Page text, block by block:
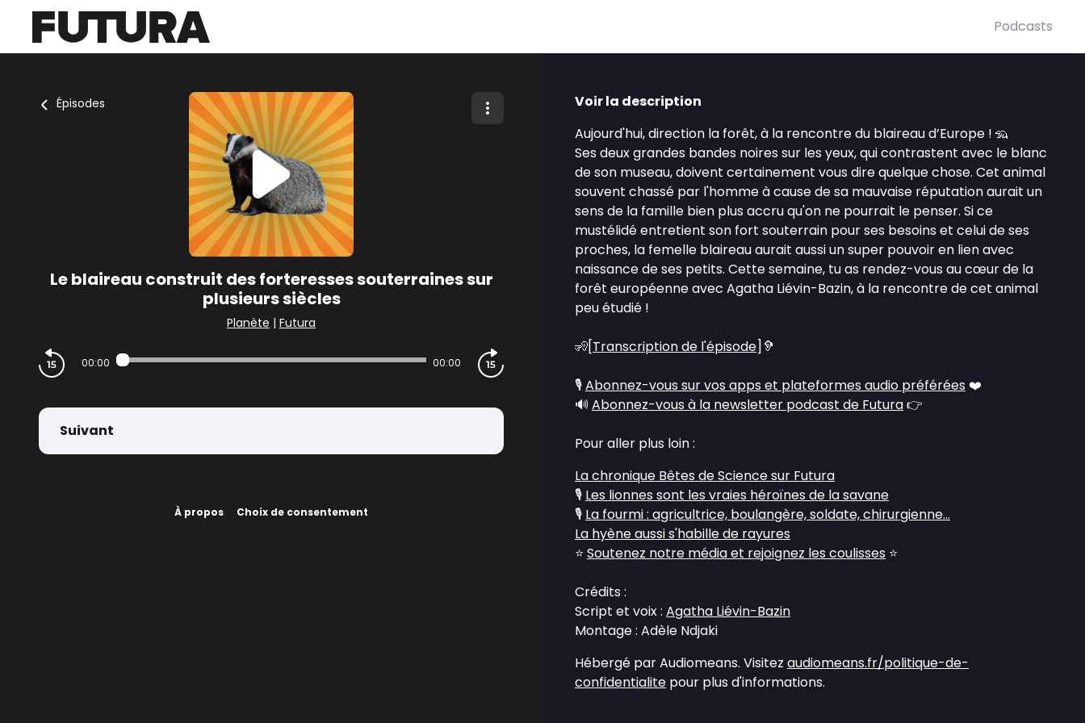
Podcasts
Épisodes
Le blaireau construit des forteresses souterraines sur
plusieurs siècles
Planète | Futura
00:00 00:00
Suivant
À propos Choix de consentement
Voir la description
Aujourd'hui, direction la forêt, à la rencontre du blaireau d’Europe ! 🦡
Ses deux grandes bandes noires sur les yeux, qui contrastent avec le blanc
de son museau, doivent certainement vous dire quelque chose. Cet animal
souvent chassé par l'homme à cause de sa mauvaise réputation aurait un
sens de la famille bien plus accru qu'on ne pourrait le penser. Si ce
mustélidé entretient son fort souterrain pour ses besoins et celui de ses
proches, la femelle blaireau aurait aussi un super pouvoir en lien avec
naissance de ses petits. Cette semaine, tu as rendez-vous au cœur de la
forêt européenne avec Agatha Liévin-Bazin, à la rencontre de cet animal
peu étudié !
🧏[Transcription de l'épisode]🦻
🎙️Abonnez-vous sur vos apps et plateformes audio préférées ❤️
🔊 Abonnez-vous à la newsletter podcast de Futura👉
Pour aller plus loin :
La chronique Bêtes de Science sur Futura
🎙️ Les lionnes sont les vraies héroïnes de la savane
🎙️ La fourmi : agricultrice, boulangère, soldate, chirurgienne...
La hyène aussi s'habille de rayures
⭐ Soutenez notre média et rejoignez les coulisses ⭐
Crédits :
Script et voix : Agatha Liévin-Bazin
Montage : Adèle Ndjaki
Hébergé par Audiomeans. Visitez audiomeans.fr/politique-de-
confidentialite pour plus d'informations.